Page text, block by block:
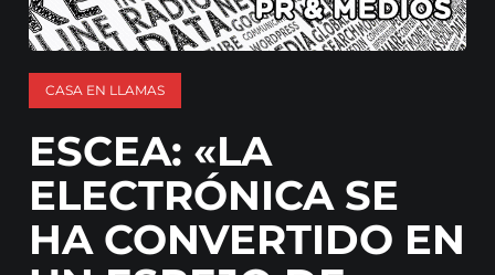
CASA EN LLAMAS
ESCEA: «LA
ELECTRÓNICA SE
HA CONVERTIDO EN